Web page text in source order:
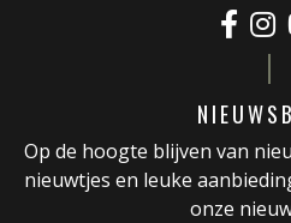
Op de hoogte blijven van
nieuwtjes en leuke
onze